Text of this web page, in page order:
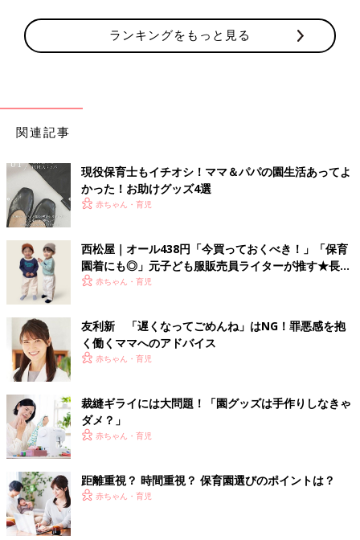
ランキングをもっと見る
関連記事
現役保育士もイチオシ！ママ＆パパの園生活あってよ
かった！お助けグッズ4選
赤ちゃん・育児
西松屋｜オール438円「今買っておくべき！」「保育
園着にも◎」元子ども服販売員ライターが推す★長袖
Tシャツ5選
赤ちゃん・育児
友利新 「遅くなってごめんね」はNG！罪悪感を抱
く働くママへのアドバイス
赤ちゃん・育児
裁縫ギライには大問題！「園グッズは手作りしなきゃ
ダメ？」
赤ちゃん・育児
距離重視？ 時間重視？ 保育園選びのポイントは？
赤ちゃん・育児